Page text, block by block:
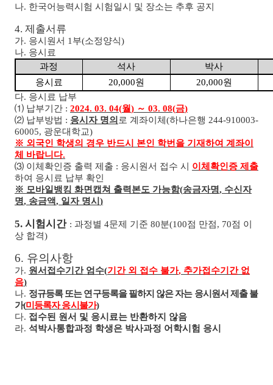
나. 한국어능력시험 시험일시 및 장소는 추후 공지
4. 제출서류
가. 응시원서 1 부(소정양식)
나. 응시료
과정
석사
박사
응시료
20,000원 20,000원
다. 응시료 납부
⑴ 납부기간 : 2024. 03. 04(월) ～ 03. 08(금)
⑵ 납부방법 : 응시자 명의 로 계좌이체 (하나은행 244-910003-
60005, 광운대학교)
※ 외국인 학생의 경우 반드시 본인 학번을 기재하여 계좌이
체 바랍니다.
⑶ 이체확인증 출력 제출 : 응시원서 접수 시 이체확인증 제출
하여 응시료 납부 확인
※ 모바일뱅킹 화면캡쳐 출력본도 가능함(송금자명, 수신자
명, 송금액, 일자 명시 )
5. 시험시간 : 과정별 4문제 기준 80분(100점 만점, 70점 이
상 합격)
6. 유의사항
가. 원서접수기간 엄수(기간 외 접수 불가, 추가접수기간 없
음)
나. 정규등록 또는 연구등록을 필하지 않은 자는 응시원서 제출 불
가(미등록자 응시불가)
다. 접수된 원서 및 응시료는 반환하지 않음
라. 석박사통합과정 학생은 박사과정 어학시험 응시